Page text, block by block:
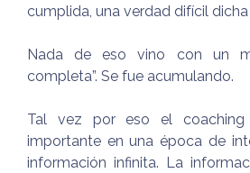
cumplida, una verdad difícil
Nada de eso vino con un
completa”. Se fue acumulando.
Tal vez por eso el coaching
importante en una época de
información infinita. La